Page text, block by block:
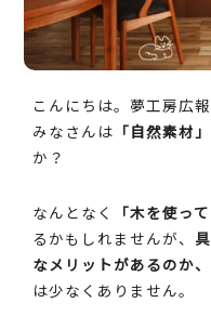
こんにちは。夢工房広報
みなさんは 「自然素材」
か？
なんとなく 「木を使っ
るかもしれませんが、
なメリットがあるのか
は少なくありません。